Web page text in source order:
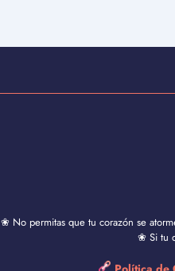
❀ No permitas que tu corazón se
❀ Si tu